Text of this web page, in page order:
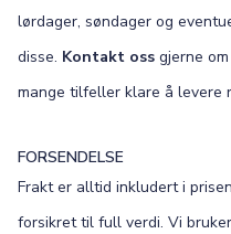
lørdager, søndager og
disse. Kontakt oss gjerne
mange tilfeller klare å levere
FORSENDELSE
Frakt er alltid inkludert i
forsikret til full verdi. Vi